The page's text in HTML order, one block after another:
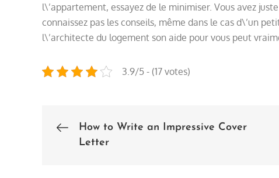
l\’appartement, essayez de le minimiser. Vous avez
connaissez pas les conseils, même dans le cas d\’un
l\’architecte du logement son aide pour vous peut
3.9/5 - (17 votes)
PostHow to Write an Impressive Cover
Letter